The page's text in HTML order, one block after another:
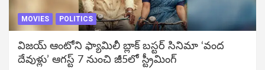
MOVIES POLITICS
విజ‌య్ ఆంటోని ఫ్యామిలీ బ్లాక్ బ‌స్ట‌ర్‌ సినిమా ‘వంద
దేవుళ్లు’ ఆగస్ట్ 7 నుంచి జీ5లో స్ట్రీమింగ్